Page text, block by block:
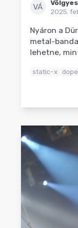
VÁ
2025.
Nyáron a
metal-
lehetne,
static-x dope